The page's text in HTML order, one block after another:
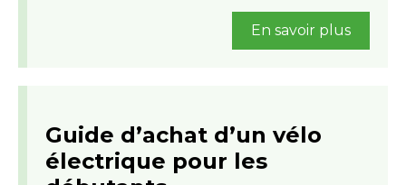
En savoir plus
Guide d’achat d’un vélo
électrique pour les